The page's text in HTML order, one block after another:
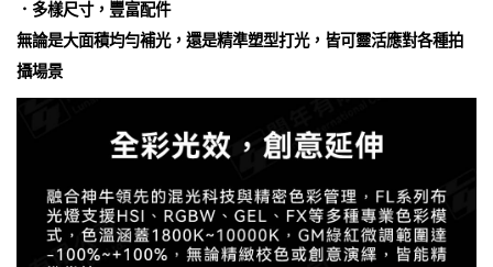
．多樣尺寸，豐富配件
無論是大面積均勻補光，還是精準塑型打光，皆可靈活應對各種拍
攝場景